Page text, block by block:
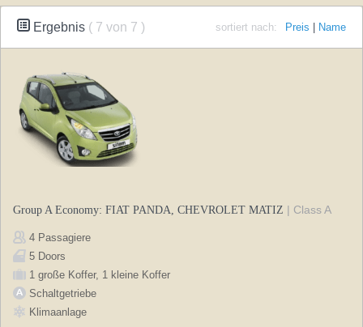
Ergebnis ( 7 von 7 ) sortiert nach: Preis Name
Group A Economy: FIAT PANDA, CHEVROLET MATIZ | Class A
4 Passagiere
5 Doors
1 große Koffer, 1 kleine Koffer
Schaltgetriebe
Klimaanlage